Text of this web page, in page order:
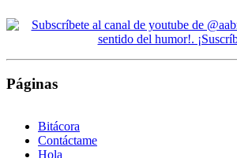
Páginas
Bitácora
Contáctame
Hola